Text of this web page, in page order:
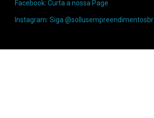
Facebook: Curta a nossa Page
Instagram: Siga @sollusempreendimentosbr